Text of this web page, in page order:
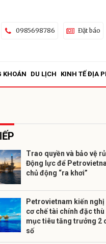
0985698786 Đặt báo
KHOÁN DU LỊCH KINH TẾ ĐỊA
Trao quyền và bảo vệ
Động lực để
chủ động “ra khơi”
Petrovietnam kiến nghị
cơ chế tài chính đặc thù
mục tiêu tăng trưởng 2
số